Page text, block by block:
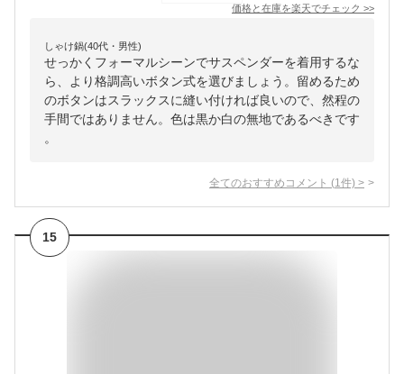
価格と在庫を楽天でチェック >>
しゃけ鍋(40代・男性)
せっかくフォーマルシーンでサスペンダーを着用するな
ら、より格調高いボタン式を選びましょう。留めるため
のボタンはスラックスに縫い付ければ良いので、然程の
手間ではありません。色は黒か白の無地であるべきです
。
全てのおすすめコメント (1 件) >
15